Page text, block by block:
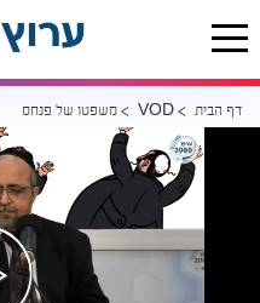
דף הבית VOD משפטו של פנחס